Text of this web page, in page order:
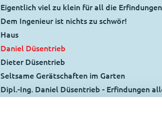
Eigentlich viel zu klein für all die Erfindungen
Dem Ingenieur ist nichts zu schwör!
Haus
Daniel Düsentrieb
Dieter Düsentrieb
Seltsame Gerätschaften im Garten
Dipl.-Ing. Daniel Düsentrieb - Erfindungen
Durch etliche Unfälle mit Daniels